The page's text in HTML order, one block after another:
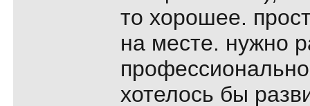
то хоpошее.
на месте. нужно
хотелось бы